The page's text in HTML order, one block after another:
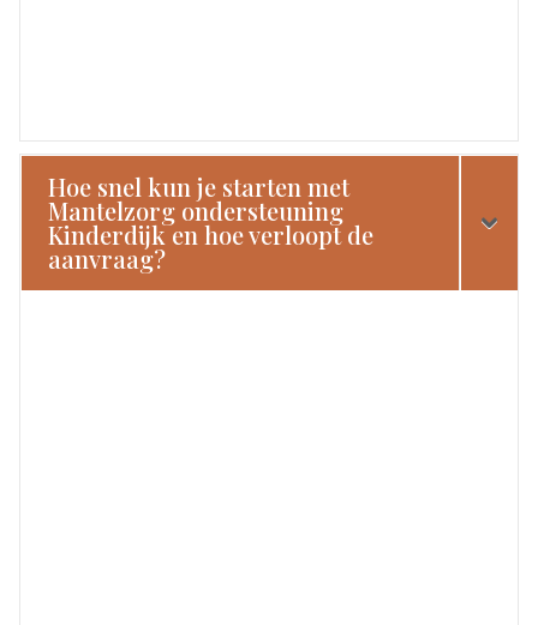
Hoe snel kun je starten met
Mantelzorg ondersteuning
Kinderdijk en hoe verloopt de
aanvraag?